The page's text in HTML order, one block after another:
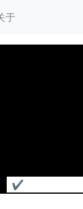
于
✔